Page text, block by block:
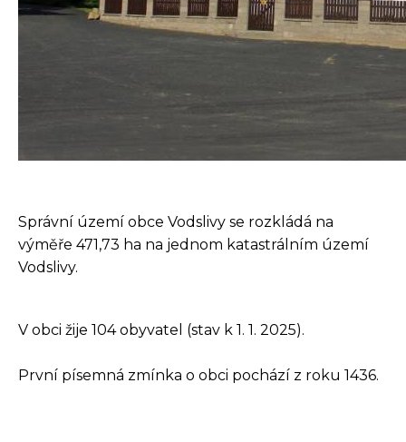
Správní území obce Vodslivy se rozkládá na
výměře 471,73 ha na jednom katastrálním území
Vodslivy.
V obci žije 104 obyvatel (stav k 1. 1. 2025).
První písemná zmínka o obci pochází z roku 1436.